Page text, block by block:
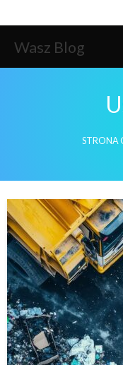
to
content
Wasz Blog
STRONA